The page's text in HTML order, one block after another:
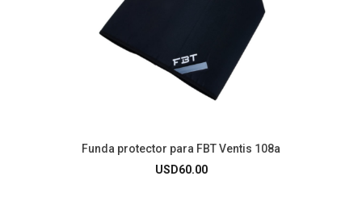
Funda protector para FBT Ventis 108a
USD60.00